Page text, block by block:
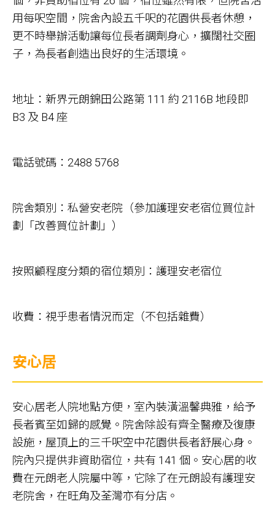
用每呎空間，院舍內設五千呎的花園供長者休憩，
更不時舉辦活動讓每位長者調劑身心，擴闊社交圈
子，為長者創造出良好的生活環境。
地址：新界元朗錦田公路第 111 約 2116B 地段即
B3 及 B4 座
電話號碼：2488 5768
院舍類別：私營安老院（參加護理安老宿位買位計
劃「改善買位計劃」）
按照顧程度分類的宿位類別：護理安老宿位
收費：視乎患者情況而定（不包括雜費）
安心居
安心居老人院地點方便，室內裝潢溫馨典雅，給予
長者賓至如歸的感覺。院舍除設有齊全醫療及復康
設施，屋頂上的三千呎空中花園供長者舒展心身。
院內只提供非資助宿位，共有 141 個。安心居的收
費在元朗老人院屬中等，它除了在元朗設有護理安
老院舍，在旺角及荃灣亦有分店。